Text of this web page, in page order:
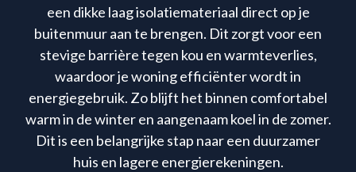
een dikke laag isolatiemateriaal direct op je
buitenmuur aan te brengen. Dit zorgt voor een
stevige barrière tegen kou en warmteverlies,
waardoor je woning efficiënter wordt in
energiegebruik. Zo blijft het binnen comfortabel
warm in de winter en aangenaam koel in de zomer.
Dit is een belangrijke stap naar een duurzamer
huis en lagere energierekeningen.